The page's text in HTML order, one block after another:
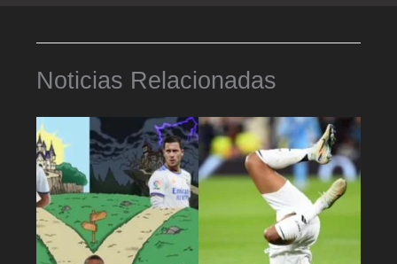
Noticias Relacionadas